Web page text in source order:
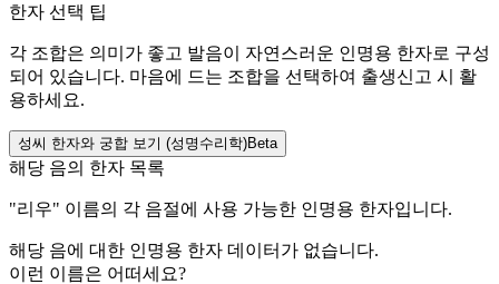
한자 선택 팁
각 조합은 의미가 좋고 발음이 자연스러운 인명용 한자로 구성
되어 있습니다. 마음에 드는 조합을 선택하여 출생신고 시 활
용하세요.
성씨 한자와 궁합 보기 (성명수리학)Beta
해당 음의 한자 목록
"리우" 이름의 각 음절에 사용 가능한 인명용 한자입니다.
해당 음에 대한 인명용 한자 데이터가 없습니다.
이런 이름은 어떠세요?